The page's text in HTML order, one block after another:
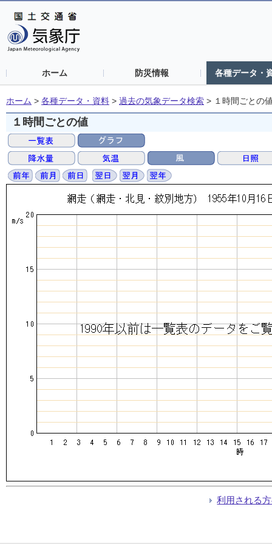
ホーム 防災情報 各種データ・
ホーム > 各種データ・資料 > 過去の気象データ検索 > １時間ごとの
１時間ごとの値
利用される